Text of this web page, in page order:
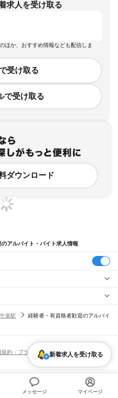
求人を受け取る
ほか、おすすめ情報なども配信しま
受け取る
で受け取る
ダウンロード
アルバイト・バイト求人情報
早良区
八女市筑後市大川市行橋市
那珂川市
鞍手郡
京都郡築上郡
九州工大前駅
折尾駅水巻駅遠賀川駅
海老津駅
洗い・洗い場 精肉・鮮魚加工 給食調理
バー（BAR）・バーテンダー
髪型・髪色自由ひげOKネイルOK
ッフ
留学生・外国人活躍中
冬休み等）
中泉駅
経験者・有資格者歓迎のアルバイ
新着求人を受け取る
規約・プライバシーポリシー
メッセージ マイページ